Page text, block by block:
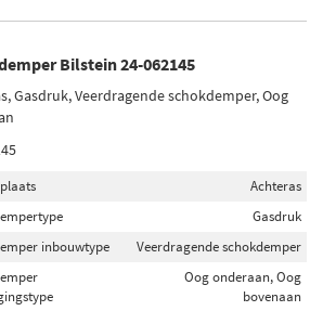
Bilstein 24-062145
Gasdruk, Veerdragende schokdemper, Oog
Achteras
Gasdruk
inbouwtype
Veerdragende schokdemper
Oog onderaan, Oog
bovenaan